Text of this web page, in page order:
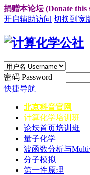
捐赠本论坛 (Donate this
开启辅助访问 切换到宽
密码 Password
快捷导航
北京科音官网
计算化学培训班
论坛首页培训班
量子化学
波函数分析与
分子模拟
第一性原理